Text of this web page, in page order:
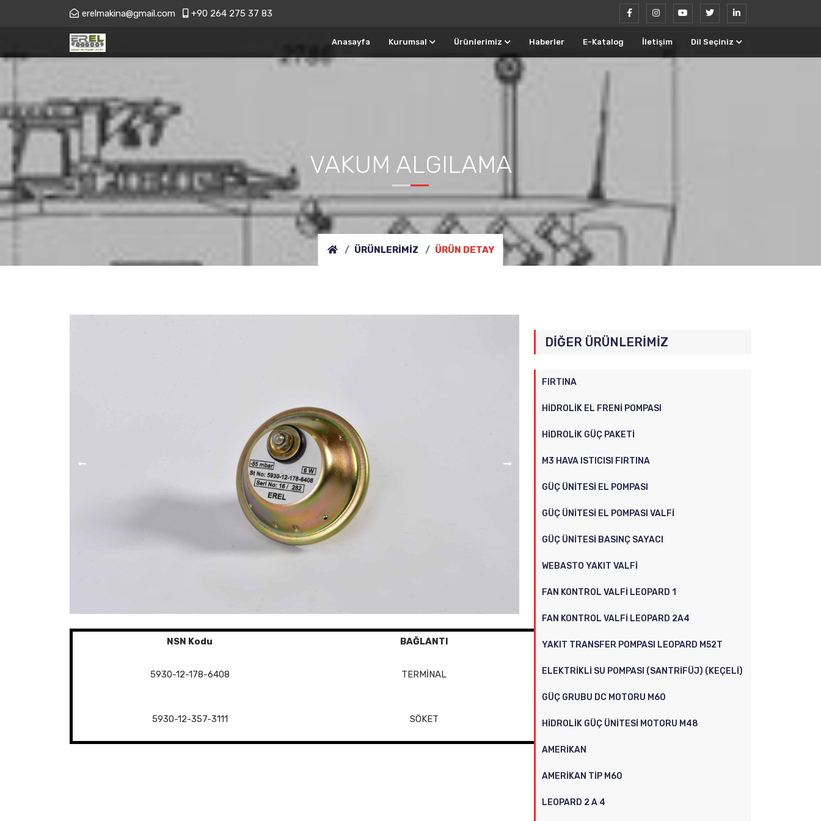
erelmakina@gmail.com +90 264 275 37 83
Anasayfa Kurumsal Ürünlerimiz Haberler E-Katalog İletişim Dil Seçiniz
VAKUM ALGILAMA
ÜRÜNLERIMIZ ÜRÜN DETAY
NSN Kodu BAĞLANTI
5930-12-178-6408 TERMİNAL
5930-12-357-3111 SÖKET
DIĞER ÜRÜNLERIMIZ
FIRTINA
HIDROLIK EL FRENI POMPASI
HIDROLIK GÜÇ PAKETI
M3 HAVA ISTICISI FIRTINA
GÜÇ ÜNITESI EL POMPASI
GÜÇ ÜNITESI EL POMPASI VALFI
GÜÇ ÜNITESI BASINÇ SAYACI
WEBASTO YAKIT VALFI
FAN KONTROL VALFI LEOPARD 1
FAN KONTROL VALFI LEOPARD 2A4
YAKIT TRANSFER POMPASI LEOPARD M52T
ELEKTRIKLI SU POMPASI (SANTRIFÜJ) (KEÇELI)
GÜÇ GRUBU DC MOTORU M60
HIDROLIK GÜÇ ÜNITESI MOTORU M48
AMERIKAN
AMERIKAN TIP M60
LEOPARD 2 A 4